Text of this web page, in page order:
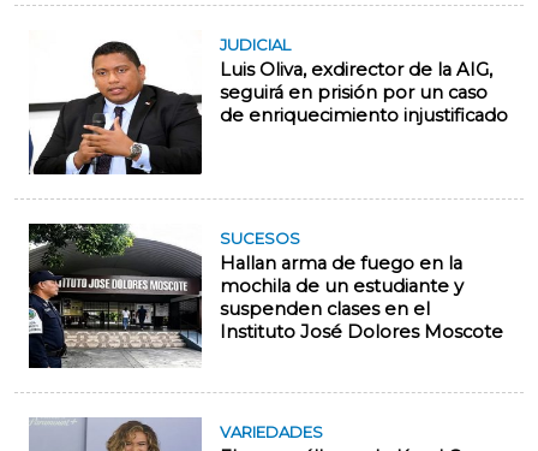
JUDICIAL
Luis Oliva, exdirector de la AIG,
seguirá en prisión por un caso
de enriquecimiento injustificado
SUCESOS
Hallan arma de fuego en la
mochila de un estudiante y
suspenden clases en el
Instituto José Dolores Moscote
VARIEDADES